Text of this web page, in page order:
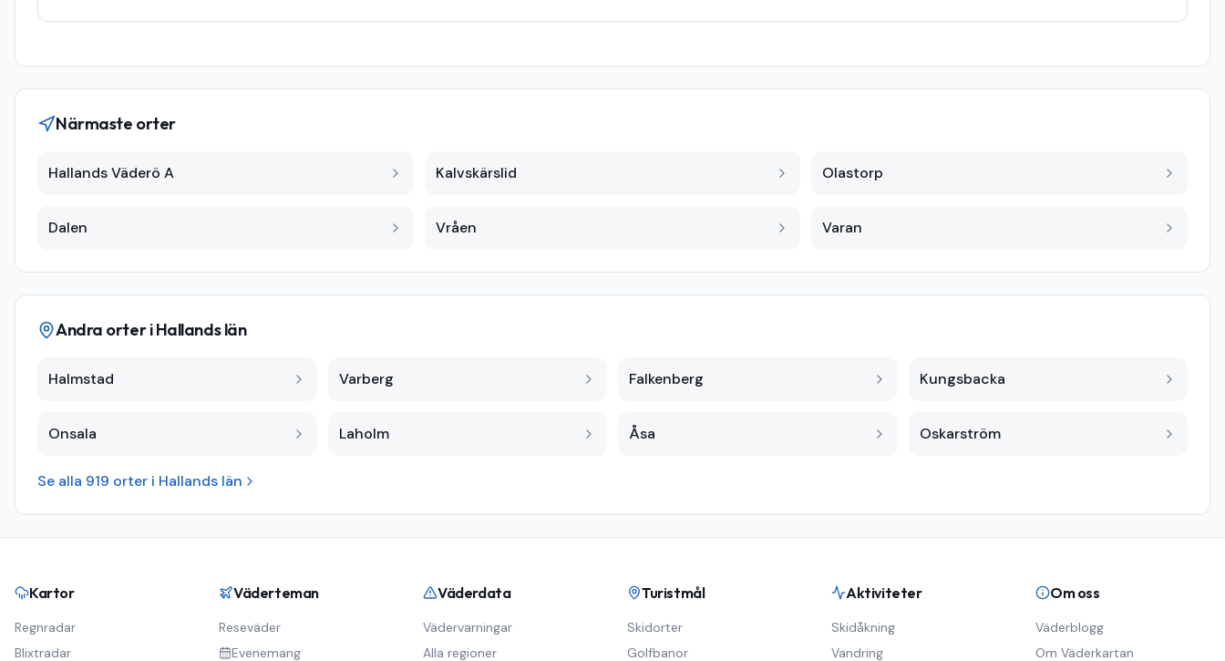
Närmaste orter
Hallands Väderö A Kalvskärslid Olastorp
Dalen Vråen Varan
Andra orter iHallands län
Halmstad Varberg Falkenberg Kungsbacka
Onsala Laholm Åsa Oskarström
Se alla 919 orter i Hallands län
Kartor
Regnradar
Blixtradar
Väderteman
Reseväder
Evenemang
Väderdata
Vädervarningar
Alla regioner
Turistmål
Skidorter
Golfbanor
Aktiviteter
Skidåkning
Vandring
Om oss
Väderblogg
Om Väderkartan